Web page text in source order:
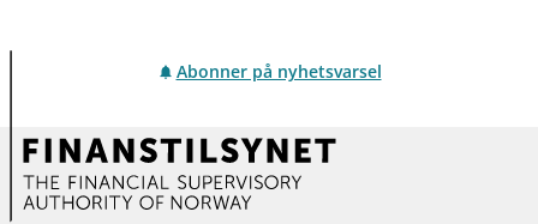
Abonner på nyhetsvarsel